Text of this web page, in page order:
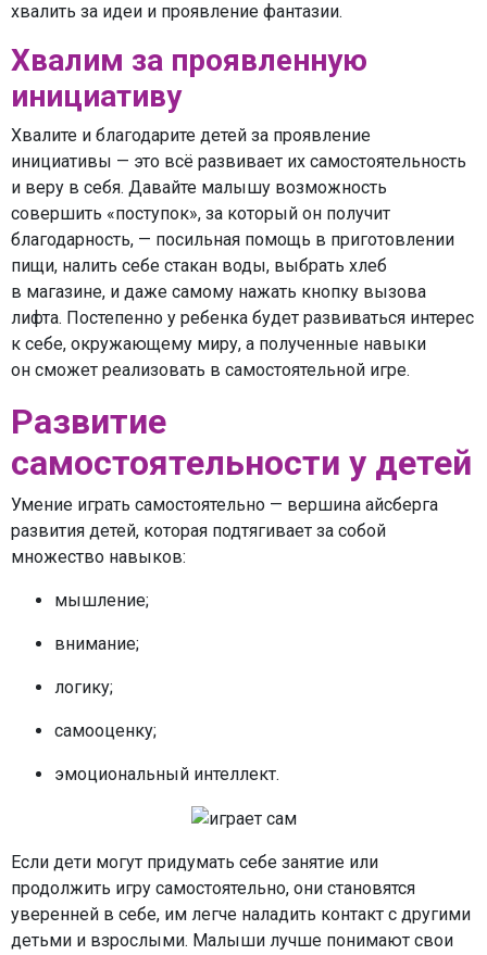
хвалить за идеи и проявление фантазии.
Хвалим за проявленную
инициативу
Хвалите и благодарите детей за проявление
инициативы — это всё развивает их самостоятельность
и веру в себя. Давайте малышу возможность
совершить «поступок», за который он получит
благодарность, — посильная помощь в приготовлении
пищи, налить себе стакан воды, выбрать хлеб
в магазине, и даже самому нажать кнопку вызова
лифта. Постепенно у ребенка будет развиваться интерес
к себе, окружающему миру, а полученные навыки
он сможет реализовать в самостоятельной игре.
Развитие
самостоятельности у детей
Умение играть самостоятельно — вершина айсберга
развития детей, которая подтягивает за собой
множество навыков:
мышление;
внимание;
логику;
самооценку;
эмоциональный интеллект.
Если дети могут придумать себе занятие или
продолжить игру самостоятельно, они становятся
уверенней в себе, им легче наладить контакт с другими
детьми и взрослыми. Малыши лучше понимают свои